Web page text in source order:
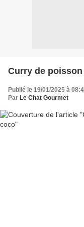
Curry de
Publié le 19/01/2025 à
Par Le Chat Gourmet